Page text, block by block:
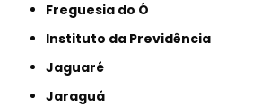
Freguesia do Ó
Instituto da Previdência
Jaguaré
Jaraguá